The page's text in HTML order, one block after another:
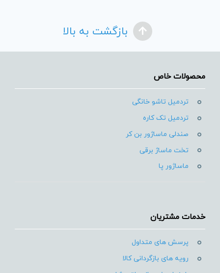
بازگشت به بالا
محصولات خاص
تردمیل تاشو خانگی
تردمیل تک کاره
صندلی ماساژور بن کر
تخت ماساژ برقی
ماساژور پا
خدمات مشتریان
پرسش های متداول
رویه های بازگردانی کالا